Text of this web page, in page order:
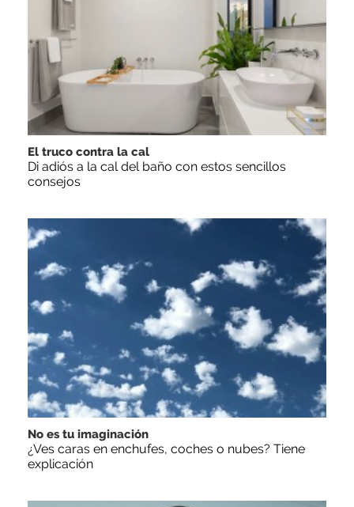
El truco contra la cal
Di adiós a la cal del baño con estos sencillos
consejos
No es tu imaginación
¿Ves caras en enchufes, coches o nubes? Tiene
explicación